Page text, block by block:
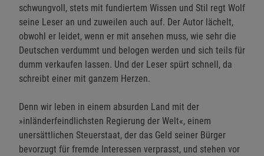
schwungvoll, stets mit fundiertem Wissen und Stil regt Wolf
seine Leser an und zuweilen auch auf. Der Autor lächelt,
obwohl er leidet, wenn er mit ansehen muss, wie sehr die
Deutschen verdummt und belogen werden und sich teils für
dumm verkaufen lassen. Und der Leser spürt schnell, da
schreibt einer mit ganzem Herzen.
Denn wir leben in einem absurden Land mit der
»inländerfeindlichsten Regierung der Welt«, einem
unersättlichen Steuerstaat, der das Geld seiner Bürger
bevorzugt für fremde Interessen verprasst, und stehen vor